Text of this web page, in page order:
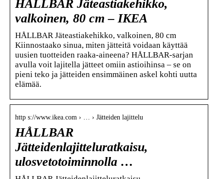
HÅLLBAR Jäteastiakehikko,
valkoinen, 80 cm – IKEA
HÅLLBAR Jäteastiakehikko, valkoinen, 80 cm
Kiinnostaako sinua, miten jätteitä voidaan käyttää
uusien tuotteiden raaka-aineena? HÅLLBAR-sarjan
avulla voit lajitella jätteet omiin astioihinsa – se on
pieni teko ja jätteiden ensimmäinen askel kohti uutta
elämää.
http s://www.ikea.com › … › Jätteiden lajittelu
HÅLLBAR
Jätteidenlajitteluratkaisu,
ulosvetotoiminnolla …